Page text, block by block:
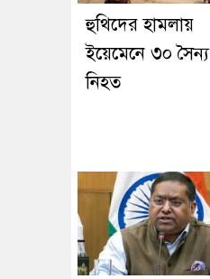
হুথিদের হামলায়
ইয়েমেনে ৩০ সৈন্য
নিহত